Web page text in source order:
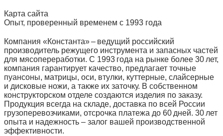
Карта сайта
Опыт, проверенный временем с 1993 года
Компания «Константа» – ведущий российский
производитель режущего инструмента и запасных частей
для мясопереработки. С 1993 года на рынке более 30 лет,
компания гарантирует качество, предлагает точные
пуансоны, матрицы, оси, втулки, куттерные, слайсерные
и дисковые ножи, а также их заточку. В собственном
конструкторском отделе создаются изделия по заказу.
Продукция всегда на складе, доставка по всей России
грузоперевозчиками, отсрочка платежа до 60 дней. 30 лет
опыта и надежность – залог вашей производственной
эффективности.